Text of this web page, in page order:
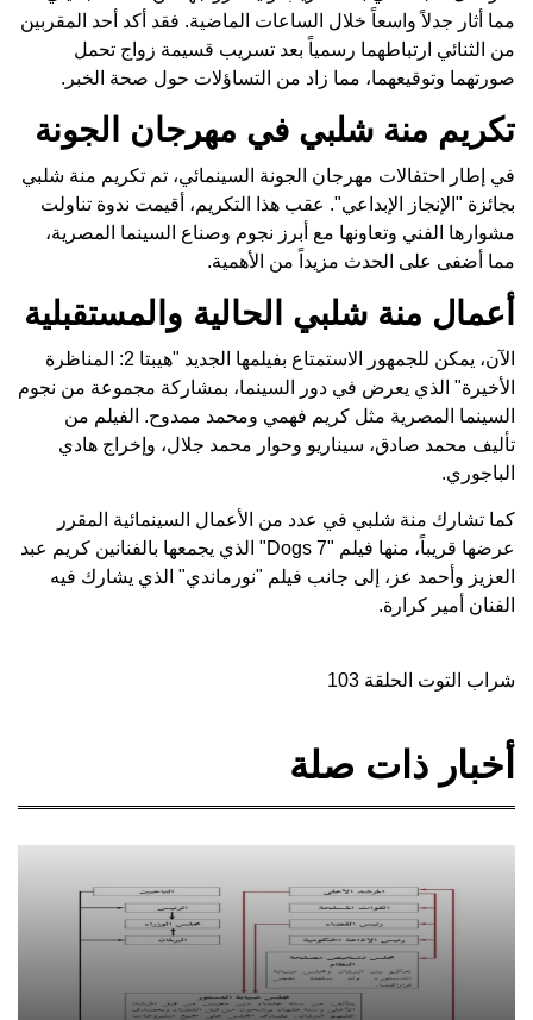
مما أثار جدلاً واسعاً خلال الساعات الماضية. فقد أكد أحد المقربين
من الثنائي ارتباطهما رسمياً بعد تسريب قسيمة زواج تحمل
صورتهما وتوقيعهما، مما زاد من التساؤلات حول صحة الخبر.
تكريم منة شلبي في مهرجان الجونة
في إطار احتفالات مهرجان الجونة السينمائي، تم تكريم منة شلبي
بجائزة "الإنجاز الإبداعي". عقب هذا التكريم، أقيمت ندوة تناولت
مشوارها الفني وتعاونها مع أبرز نجوم وصناع السينما المصرية،
مما أضفى على الحدث مزيداً من الأهمية.
أعمال منة شلبي الحالية والمستقبلية
الآن، يمكن للجمهور الاستمتاع بفيلمها الجديد "هيبتا 2: المناظرة
الأخيرة" الذي يعرض في دور السينما، بمشاركة مجموعة من نجوم
السينما المصرية مثل كريم فهمي ومحمد ممدوح. الفيلم من
تأليف محمد صادق، سيناريو وحوار محمد جلال، وإخراج هادي
الباجوري.
كما تشارك منة شلبي في عدد من الأعمال السينمائية المقرر
عرضها قريباً، منها فيلم "7 Dogs" الذي يجمعها بالفنانين كريم عبد
العزيز وأحمد عز، إلى جانب فيلم "نورماندي" الذي يشارك فيه
الفنان أمير كرارة.
شراب التوت الحلقة 103
أخبار ذات صلة